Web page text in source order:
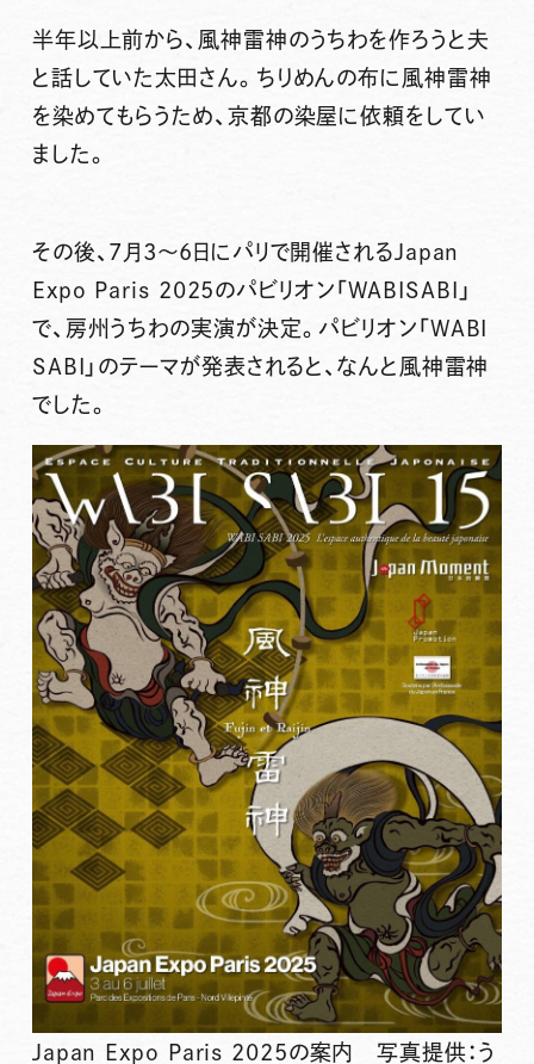
半年以上前から、風神雷神のうちわを作ろうと夫
と話していた太田さん。ちりめんの布に風神雷神
を染めてもらうため、京都の染屋に依頼をしてい
ました。
その後、7月3～6日にパリで開催されるJapan
Expo Paris 2025のパビリオン「WABISABI」
で、房州うちわの実演が決定。パビリオン「WABI
SABI」のテーマが発表されると、なんと風神雷神
でした。
Japan Expo Paris 2025の案内 写真提供：う